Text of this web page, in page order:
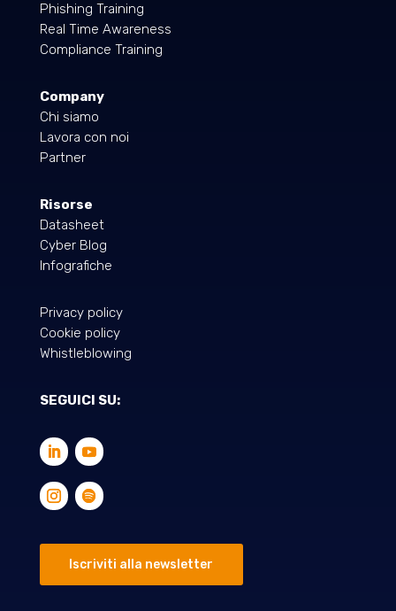
Phishing Training
Real Time Awareness
Compliance Training
Company
Chi siamo
Lavora con noi
Partner
Risorse
Datasheet
Cyber Blog
Infografiche
Privacy policy
Cookie policy
Whistleblowing
SEGUICI SU:
Iscriviti alla newsletter